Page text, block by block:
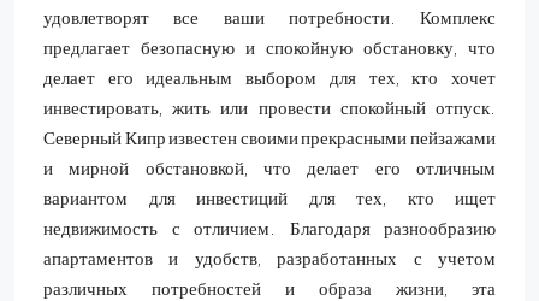
удовлетворят все ваши потребности. Комплекс
предлагает безопасную и спокойную обстановку, что
делает его идеальным выбором для тех, кто хочет
инвестировать, жить или провести спокойный отпуск.
Северный Кипр известен своими прекрасными пейзажами
и мирной обстановкой, что делает его отличным
вариантом для инвестиций для тех, кто ищет
недвижимость с отличием. Благодаря разнообразию
апартаментов и удобств, разработанных с учетом
различных потребностей и образа жизни, эта